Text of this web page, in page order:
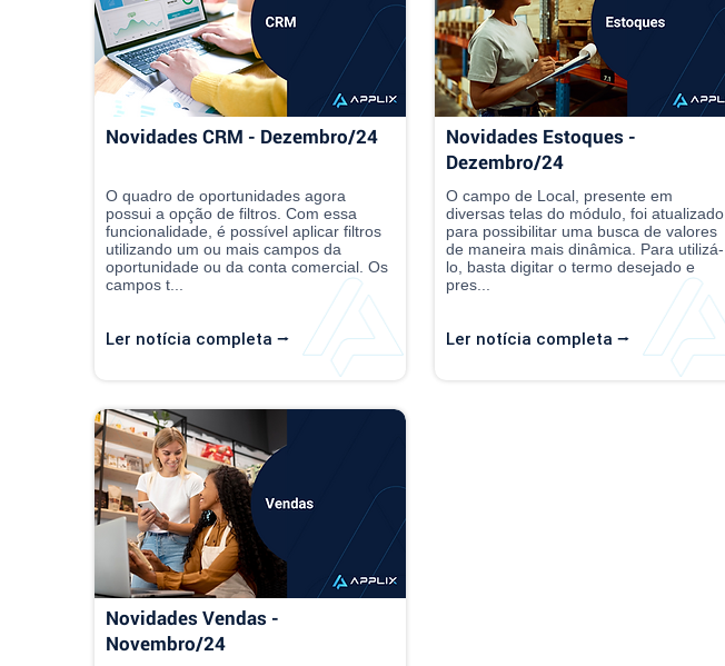
Novidades CRM - Dezembro/24
O quadro de oportunidades agora
possui a opção de filtros. Com essa
funcionalidade, é possível aplicar filtros
utilizando um ou mais campos da
oportunidade ou da conta comercial. Os
campos t...
Ler notícia completa ⭢
Novidades Estoques -
Dezembro/24
O campo de Local, presente em
diversas telas do módulo, foi atualizado
para possibilitar uma busca de valores
de maneira mais dinâmica. Para utilizá-
lo, basta digitar o termo desejado e
pres...
Ler notícia completa ⭢
Novidades Vendas -
Novembro/24